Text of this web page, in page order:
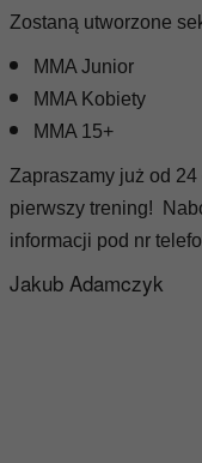
Zostaną utworzone
MMA Junior
MMA Kobiety
MMA 15+
Zapraszamy już od
pierwszy trening!
informacji pod nr
Jakub Adamczyk